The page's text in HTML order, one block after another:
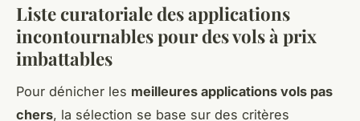
Liste curatoriale des applications
incontournables pour des vols à prix
imbattables
Pour dénicher les meilleures applications vols pas
chers, la sélection se base sur des critères